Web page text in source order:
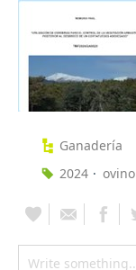
Ganadería
2024
ovino